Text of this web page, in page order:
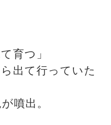
育つ」
出て行っていた
噴出。